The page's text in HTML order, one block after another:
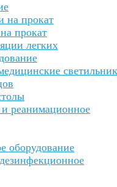
на прокат
прокат
легких
и реанимационное
оборудование